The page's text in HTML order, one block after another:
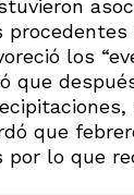
los
que
que
por lo que